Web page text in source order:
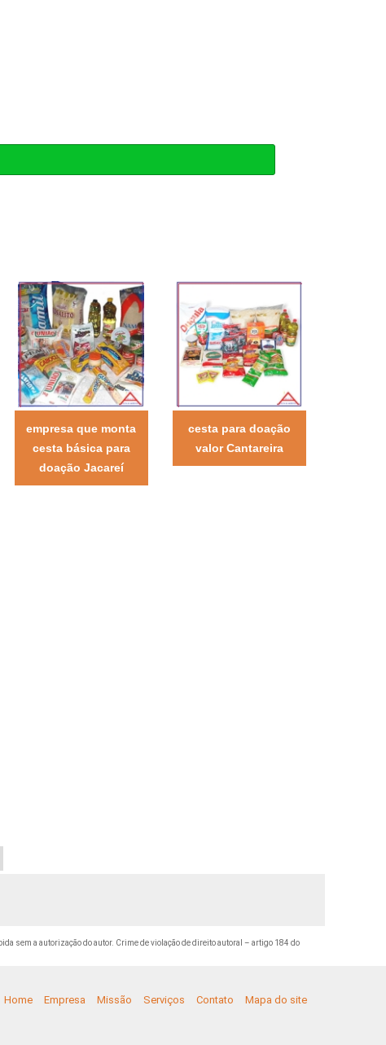
empresa que monta
cesta básica para
doação Jacareí
cesta para doação
valor Cantareira
sem a autorização do autor. Crime de violação de direito autoral – artigo 184 do
Home Empresa Missão Serviços Contato Mapa do site